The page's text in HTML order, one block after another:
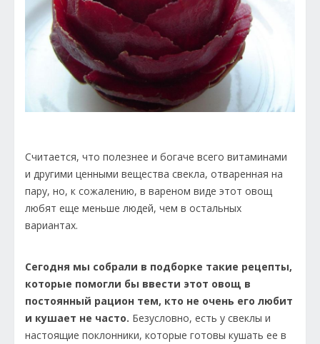
Считается, что полезнее и богаче всего витаминами
и другими ценными вещества свекла, отваренная на
пару, но, к сожалению, в вареном виде этот овощ
любят еще меньше людей, чем в остальных
вариантах.
Сегодня мы собрали в подборке такие рецепты,
которые помогли бы ввести этот овощ в
постоянный рацион тем, кто не очень его любит
и кушает не часто. Безусловно, есть у свеклы и
настоящие поклонники, которые готовы кушать ее в